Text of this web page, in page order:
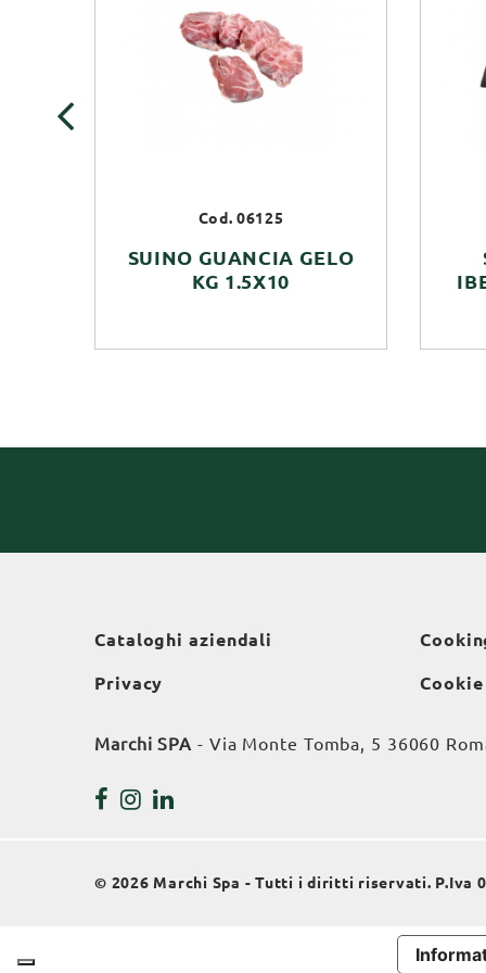
Cod. 06125
SUINO GUANCIA GELO
KG 1.5X10
Cataloghi aziendali
Privacy
Marchi SPA - Via Monte Tomba, 5 36060
© 2026 Marchi Spa - Tutti i diritti riservati. P.Iva